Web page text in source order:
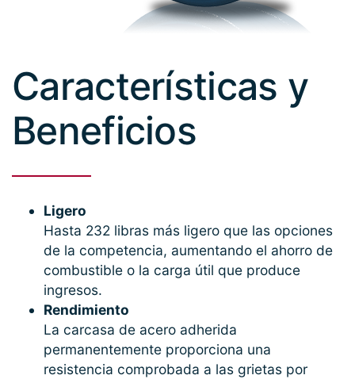
Características y
Beneficios
Ligero
Hasta 232 libras más ligero que las opciones
de la competencia, aumentando el ahorro de
combustible o la carga útil que produce
ingresos.
Rendimiento
La carcasa de acero adherida
permanentemente proporciona una
resistencia comprobada a las grietas por